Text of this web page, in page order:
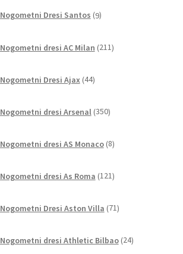
Nogometni Dresi Santos 9izdelkov
Nogometni dresi AC Milan 211izdelkov
Nogometni Dresi Ajax 44izdelkov
Nogometni dresi Arsenal 350izdelkov
Nogometni dresi AS Monaco 8izdelkov
Nogometni dresi As Roma 121izdelkov
Nogometni Dresi Aston Villa 71izdelkov
Nogometni dresi Athletic Bilbao 24izdelkov